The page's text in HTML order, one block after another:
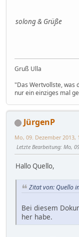
solong & Grüße
Gruß Ulla
"Das Wertvollste, was
nur ein einziges mal
JürgenP
Mo, 09. Dezember 2013,
Letzte Bearbeitung: Mo,
Hallo Quello,
Zitat von: Quello
Bei diesem
her habe.